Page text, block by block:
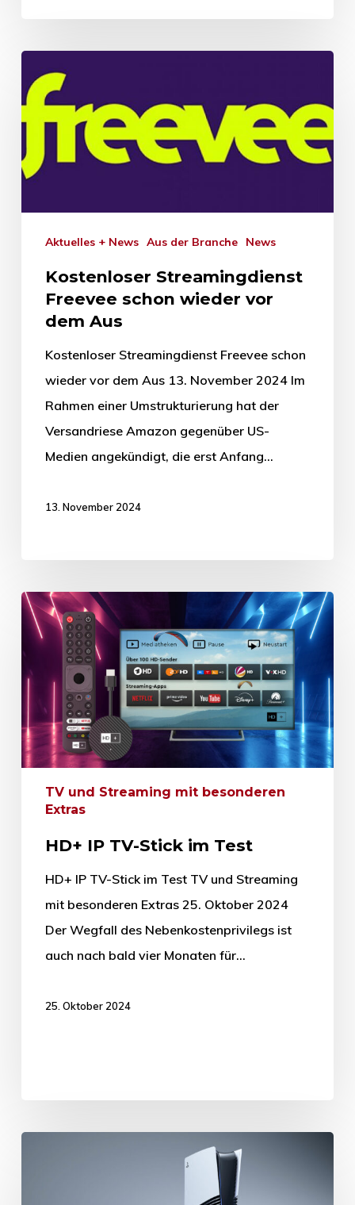
Aktuelles + News Aus der Branche News
Kostenloser Streamingdienst
Freevee schon wieder vor
dem Aus
Kostenloser Streamingdienst Freevee schon
wieder vor dem Aus 13. November 2024 Im
Rahmen einer Umstrukturierung hat der
Versandriese Amazon gegenüber US-
Medien angekündigt, die erst Anfang…
13. November 2024
TV und Streaming mit besonderen
Extras
HD+ IP TV-Stick im Test
HD+ IP TV-Stick im Test TV und Streaming
mit besonderen Extras 25. Oktober 2024
Der Wegfall des Nebenkostenprivilegs ist
auch nach bald vier Monaten für…
25. Oktober 2024